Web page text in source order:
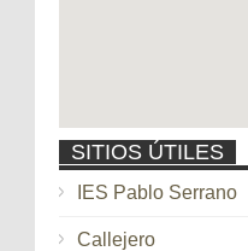
SITIOS ÚTILES
IES Pablo Serrano
Callejero